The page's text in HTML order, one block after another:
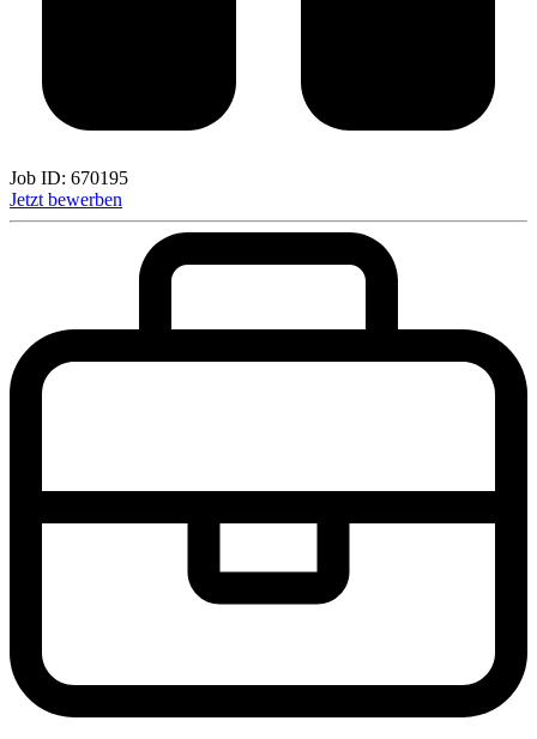
Job ID: 670195
Jetzt bewerben